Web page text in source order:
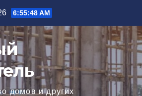
6:55:49 AM
домов и других